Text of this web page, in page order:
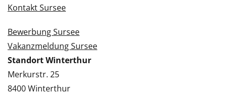
Kontakt Sursee
Bewerbung Sursee
Vakanzmeldung Sursee
Standort Winterthur
Merkurstr. 25
8400 Winterthur